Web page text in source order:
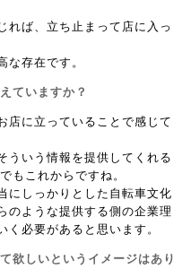
れば、立ち止まって店に入っ
な存在です。
ていますか？
店に立っていることで感じて
ういう情報を提供してくれる
もこれからですね。
にしっかりとした自転車文化
のような提供する側の企業理
必要があると思います。
欲しいというイメージはあり